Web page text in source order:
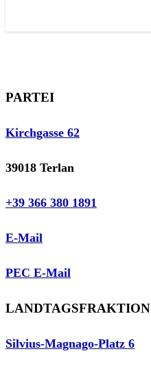
PARTEI
Kirchgasse 62
39018 Terlan
+39 366 380 1891
E-Mail
PEC E-Mail
LANDTAGSFRAKTION
Silvius-Magnago-Platz 6